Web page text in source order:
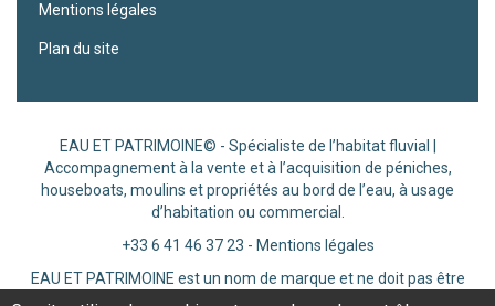
Mentions légales
Plan du site
EAU ET PATRIMOINE© - Spécialiste de l’habitat fluvial |
Accompagnement à la vente et à l’acquisition de péniches,
houseboats, moulins et propriétés au bord de l’eau, à usage
d’habitation ou commercial.
+33 6 41 46 37 23 - Mentions légales
EAU ET PATRIMOINE est un nom de marque et ne doit pas être